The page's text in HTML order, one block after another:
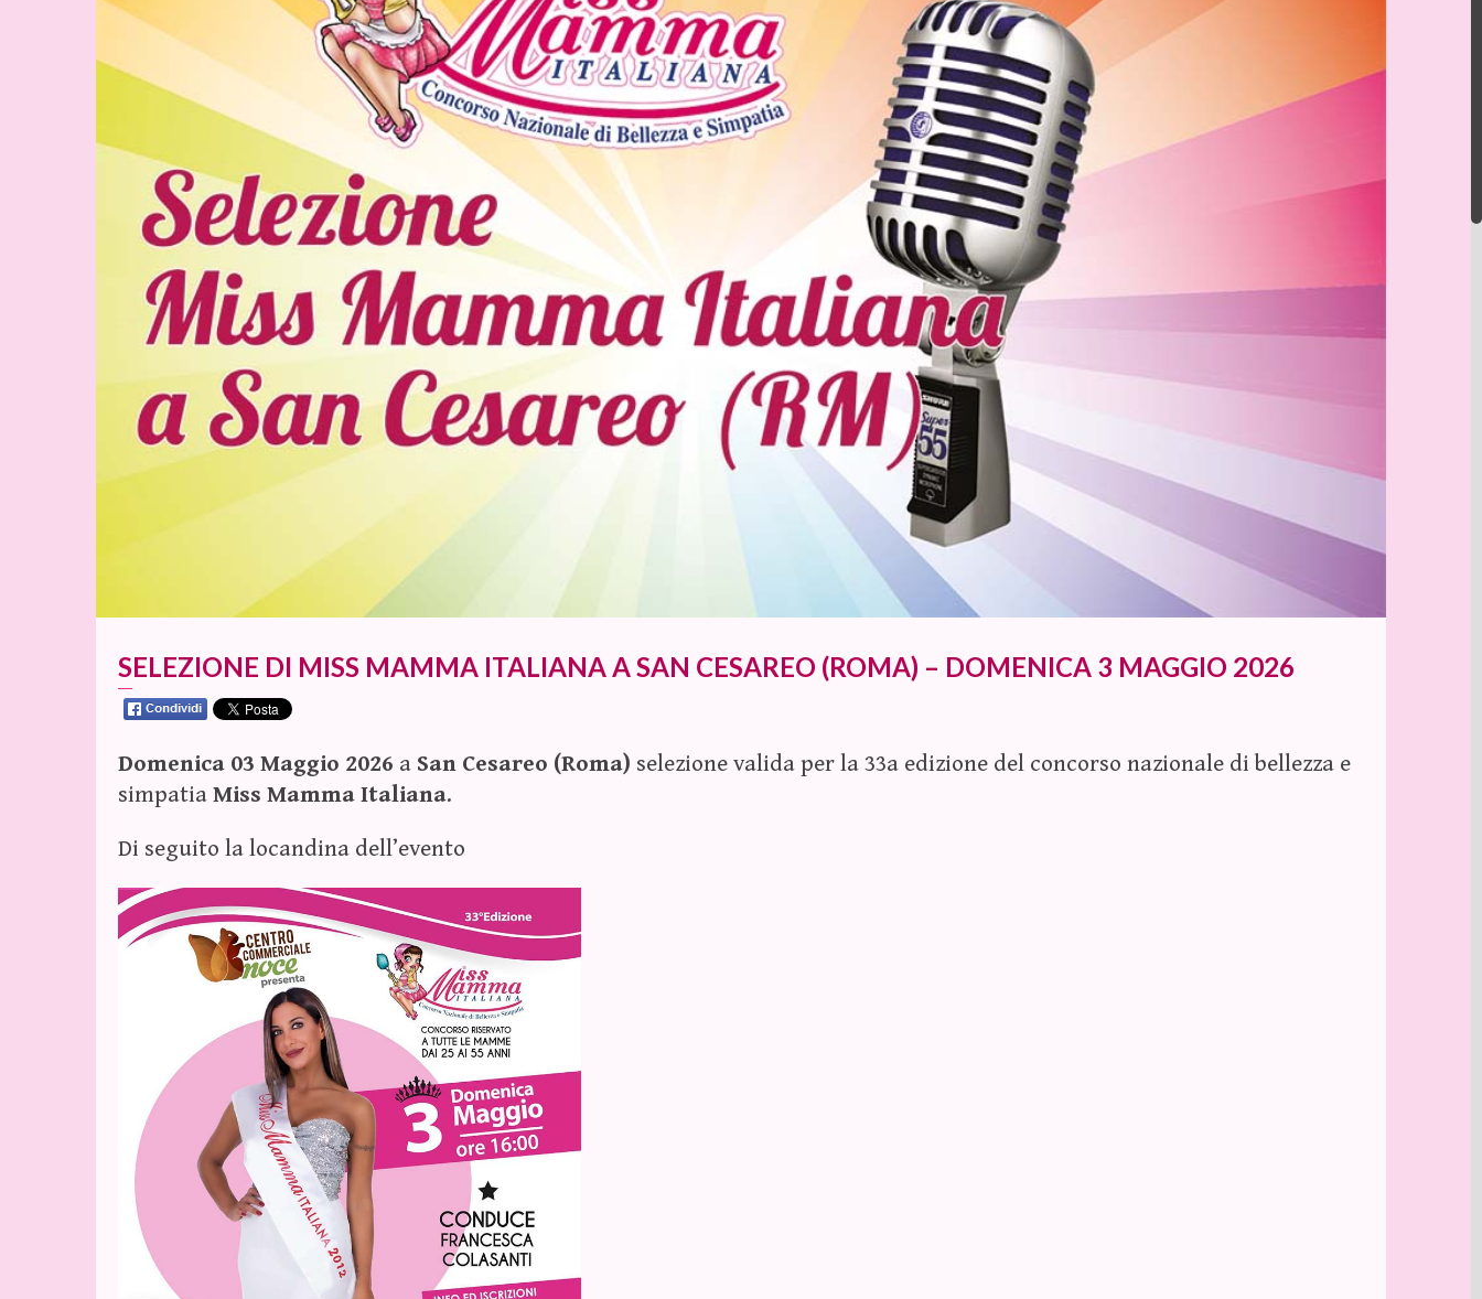
SELEZIONE DI MISS MAMMA ITALIANA A SAN CESAREO (ROMA) – DOMENICA 3 MAGGIO 2026
Domenica 03 Maggio 2026 a San Cesareo (Roma) selezione valida per la 33a edizione del concorso nazionale di bellezza e
simpatia Miss Mamma Italiana.
Di seguito la locandina dell’evento